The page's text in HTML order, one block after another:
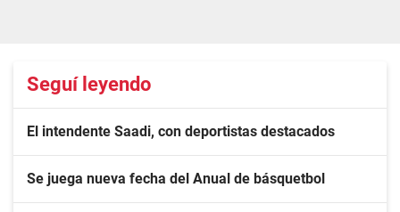
Seguí leyendo
El intendente Saadi, con deportistas destacados
Se juega nueva fecha del Anual de básquetbol